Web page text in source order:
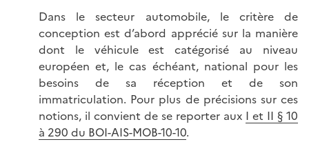
Dans le secteur automobile, le critère de
conception est d’abord apprécié sur la manière
dont le véhicule est catégorisé au niveau
européen et, le cas échéant, national pour les
besoins de sa réception et de son
immatriculation. Pour plus de précisions sur ces
notions, il convient de se reporter aux I et II § 10
à 290 du BOI-AIS-MOB-10-10.